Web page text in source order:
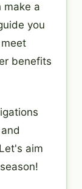
make a
you
benefits
aim